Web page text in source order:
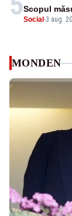
Social -3 aug.
Scopul
MONDEN